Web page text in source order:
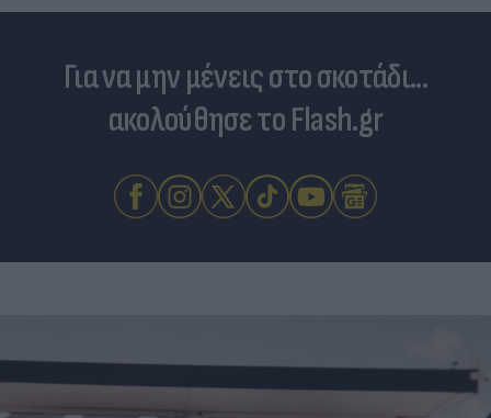
Για να μην μένεις στο σκοτάδι...
ακολούθησε το Flash.gr